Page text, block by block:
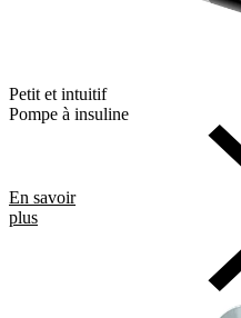
Petit et intuitif
Pompe à insuline
En savoir
plus